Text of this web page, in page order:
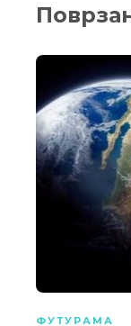
ФУТУРАМА